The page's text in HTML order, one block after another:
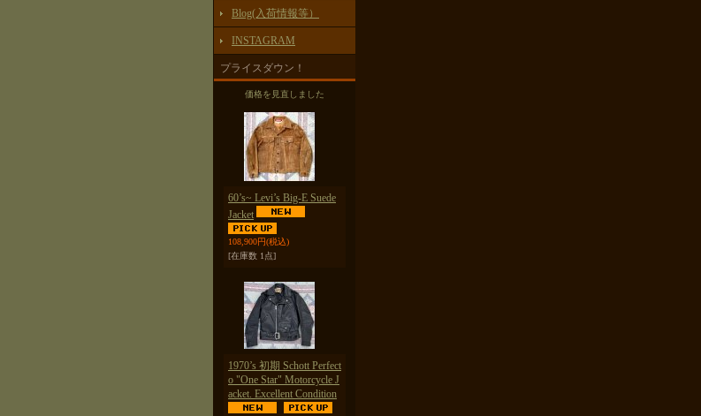
Blog(入荷情報等）
INSTAGRAM
プライスダウン！
価格を見直しました
60’s~ Levi’s Big-E Suede
Jacket
108,900円(税込)
[在庫数 1点]
1970’s 初期 Schott Perfect
o "One Star" Motorcycle J
acket. Excellent Condition